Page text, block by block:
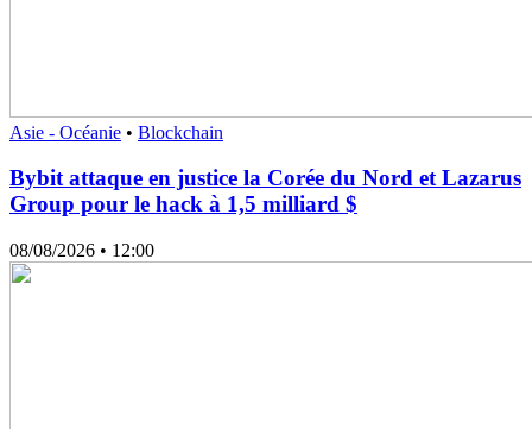
Asie - Océanie • Blockchain
Bybit attaque en justice la Corée du Nord et Lazarus
Group pour le hack à 1,5 milliard $
08/08/2026 • 12:00